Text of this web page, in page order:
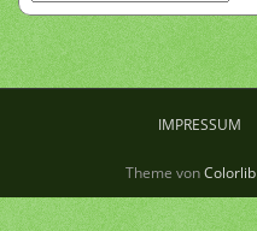
IMPRESSUM
Theme vonColorlib